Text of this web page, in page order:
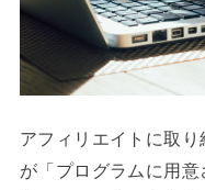
アフィリエイトに取
が「プログラムに用